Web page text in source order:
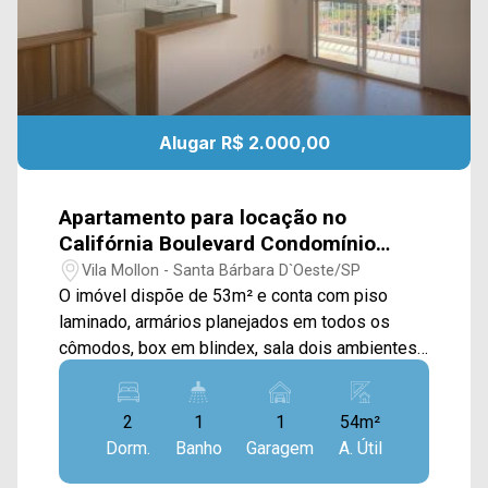
contato com a equipe da Arbix Imóveis e
agende a sua visita!! WhatsApp e Telefone: (19)
3475-4546 ARBIX IMÓVEIS - Presente em cada
mudança!
Alugar R$ 2.000,00
Apartamento para locação no
Califórnia Boulevard Condomínio
Clube em Santa Bárbara D`Oeste/SP
Vila Mollon - Santa Bárbara D`Oeste/SP
O imóvel dispõe de 53m² e conta com piso
laminado, armários planejados em todos os
cômodos, box em blindex, sala dois ambientes
integradas a varanda e área de serviço.
Localização com fácil acesso à SP-304,
próximo ao supermercado Tenda Atacado, Tivoli
Shopping, Vic Center, restaurantes, padarias,
farmácias e comércio em geral. > 02
2
Dorm.
1
Banho
1
Garagem
54m²
A. Útil